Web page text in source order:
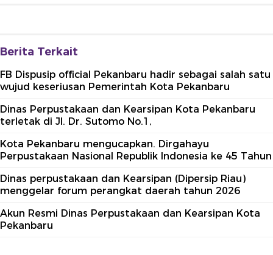
Berita Terkait
FB Dispusip official Pekanbaru hadir sebagai salah satu
wujud keseriusan Pemerintah Kota Pekanbaru
Dinas Perpustakaan dan Kearsipan Kota Pekanbaru
terletak di Jl. Dr. Sutomo No.1,
Kota Pekanbaru mengucapkan. Dirgahayu
Perpustakaan Nasional Republik Indonesia ke 45 Tahun
Dinas perpustakaan dan Kearsipan (Dipersip Riau)
menggelar forum perangkat daerah tahun 2026
Akun Resmi Dinas Perpustakaan dan Kearsipan Kota
Pekanbaru